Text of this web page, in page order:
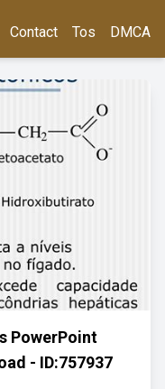
Contact Tos DMCA
PowerPoint
- ID:757937